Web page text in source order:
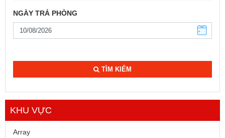
NGÀY TRẢ PHÒNG
TÌM KIẾM
KHU VỰC
Array